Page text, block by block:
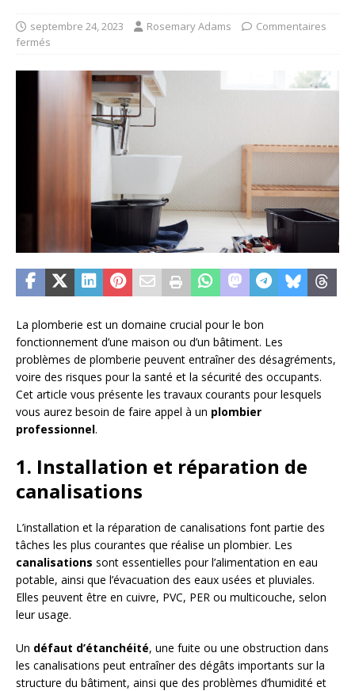
septembre 24, 2023 Rosemary Adams
Commentaires
fermés
La plomberie est un domaine crucial pour le bon
fonctionnement d’une maison ou d’un bâtiment. Les
problèmes de plomberie peuvent entraîner des désagréments,
voire des risques pour la santé et la sécurité des occupants.
Cet article vous présente les travaux courants pour lesquels
vous aurez besoin de faire appel à un plombier
professionnel.
1. Installation et réparation de
canalisations
L’installation et la réparation de canalisations font partie des
tâches les plus courantes que réalise un plombier. Les
canalisations sont essentielles pour l’alimentation en eau
potable, ainsi que l’évacuation des eaux usées et pluviales.
Elles peuvent être en cuivre, PVC, PER ou multicouche, selon
leur usage.
Un défaut d’étanchéité, une fuite ou une obstruction dans
les canalisations peut entraîner des dégâts importants sur la
structure du bâtiment, ainsi que des problèmes d’humidité et